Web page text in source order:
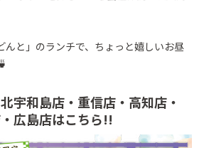
んと」のランチで、ちょっと嬉しいお昼
宇和島店・重信店・高知店・
広島店はこちら!!